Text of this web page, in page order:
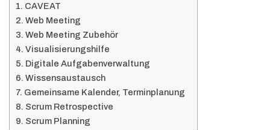
CAVEAT
Web Meeting
Web Meeting Zubehör
Visualisierungshilfe
Digitale Aufgabenverwaltung
Wissensaustausch
Gemeinsame Kalender, Terminplanung
Scrum Retrospective
Scrum Planning